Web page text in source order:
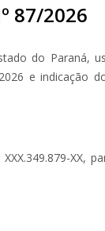
87/2026
do Paraná,
e indicação
XX,